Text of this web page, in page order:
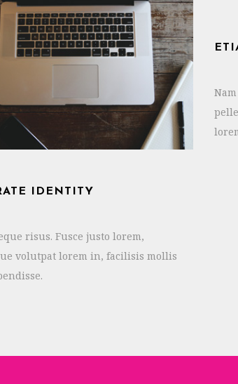
IDENTITY
risus. Fusce justo lorem,
volutpat lorem in, facilisis mollis